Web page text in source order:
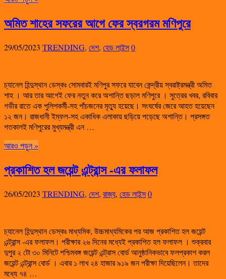
অমিত শাহের সফরের আগে ফের স্বরগরম মণিপুরে
29/05/2023 TRENDING, দেশ, হেড লাইন্স0
চ্যানেল হিন্দুস্থান ডেস্কঃ সোমবারই মণিপুর সফরে যাবেন কেন্দ্রীয় স্বরাষ্ট্রমন্ত্রী অমিত
শাহ । আর তার আগেই ফের নতুন করে অশান্তি ছড়াল মণিপুরে । সুত্রের খবর, রবিবার
গভীর রাতে এক পুলিশকর্মী-সহ পাঁচজনের মৃত্যু হয়েছে। সংঘর্ষের জেরে আহত হয়েছেন
১২ জন। রাজধানী ইম্ফল-সহ একাধিক এলাকায় ছড়িয়ে পড়েছে অশান্তি। প্রসঙ্গত
গতকালই মণিপুরের মুখ্যমন্ত্রী এন …
আরও পড়ুন »
প্রকাশিত হল জয়েন্ট এন্ট্রান্স -এর ফলাফল
26/05/2023 TRENDING, দেশ, রাজ্য, হেড লাইন্স0
চ্যানেল হিন্দুস্থান ডেস্কঃ মাধ্যমিক, উচ্চমাধ্যমিকের পর আজ প্রকাশিত হল জয়েন্ট
এন্ট্রান্স -এর ফলাফল। পরীক্ষার ২৬ দিনের মধ্যেই প্রকাশিত হল ফলাফল । শুক্রবার
দুপুর ২ টো ৩০ মিনিটে পশ্চিমবঙ্গ জয়েন্ট এন্ট্রাস বোর্ড আনুষ্ঠানিকভাবে ফলপ্রকাশ করল
জয়েন্ট এন্ট্রান্স বোর্ড । এবার ১ লাখ ২৪ হাজার ৯১৯ জন পরীক্ষা দিয়েছিলেন। তাদের
মধ্যে ৭৪ …